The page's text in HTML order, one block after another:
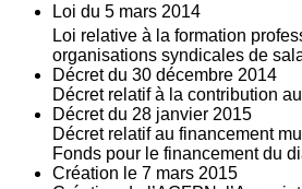
Loi du 5 mars 2014
Loi relative à la formation
organisations syndicales de
Décret du 30 décembre 2014
Décret relatif à la contribution
Décret du 28 janvier 2015
Décret relatif au financement
Fonds pour le financement du
Création le 7 mars 2015